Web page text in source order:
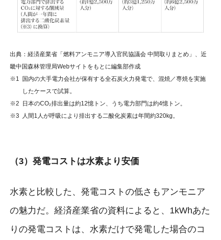
出典：経済産業省「燃料アンモニア導入官民協議会 中間取りまとめ」、近
畿中国森林管理局Webサイトをもとに編集部作成
※1
国内の大手電力会社が保有する全石炭火力発電で、混焼／専焼を実施
したケースで試算。
※2
日本のCO₂排出量は約12憶トン、うち電力部門は約4憶トン。
※3
人間1人が呼吸により排出する二酸化炭素は年間約320kg。
（3）発電コストは水素より安価
水素と比較した、発電コストの低さもアンモニア
の魅力だ。経済産業省の資料によると、1kWhあた
りの発電コストは、水素だけで発電した場合のコ